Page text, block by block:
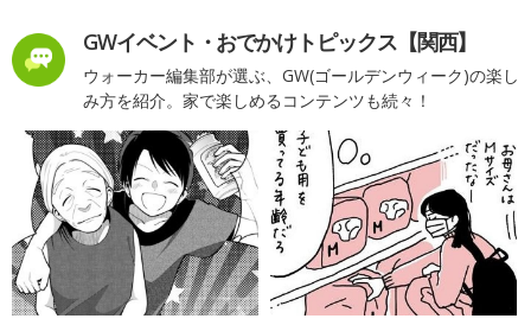
GWイベント・おでかけトピックス【関西】
ウォーカー編集部が選ぶ、GW(ゴールデンウィーク)の楽し
み方を紹介。家で楽しめるコンテンツも続々！